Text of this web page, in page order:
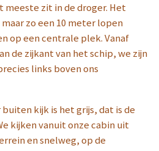
meeste zit in de droger. Het
zo een 10 meter lopen
op een centrale plek. Vanaf
de zijkant van het schip, we zijn
links boven ons
kijk is het grijs, dat is de
kijken vanuit onze cabin uit
en snelweg, op de